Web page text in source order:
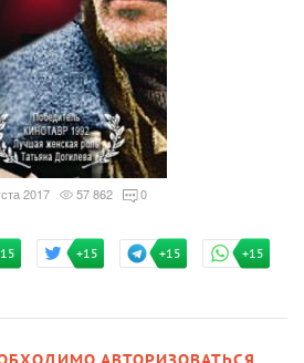
2017 57 862 0
+15 +15 +15